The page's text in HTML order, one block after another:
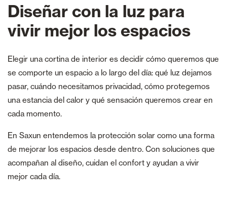
Diseñar con la luz para
vivir mejor los espacios
Elegir una cortina de interior es decidir cómo queremos que
se comporte un espacio a lo largo del día: qué luz dejamos
pasar, cuándo necesitamos privacidad, cómo protegemos
una estancia del calor y qué sensación queremos crear en
cada momento.
En Saxun entendemos la protección solar como una forma
de mejorar los espacios desde dentro. Con soluciones que
acompañan al diseño, cuidan el confort y ayudan a vivir
mejor cada día.